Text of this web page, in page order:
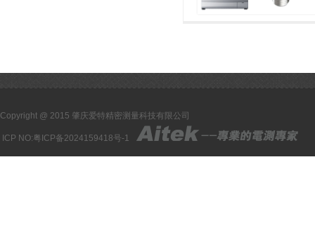
Copyright @ 2015 肇庆爱特精密测量科技有限公司
ICP NO:粤ICP备2024159418号-1